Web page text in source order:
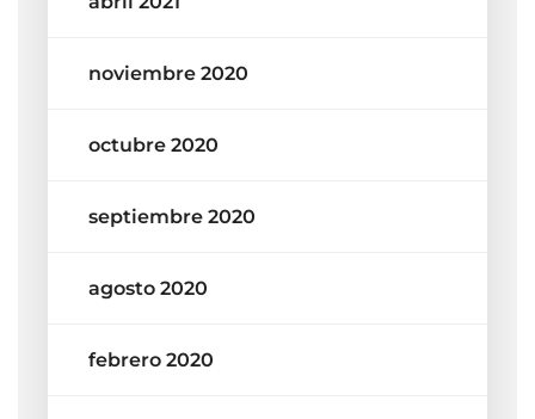
noviembre 2020
octubre 2020
septiembre 2020
agosto 2020
febrero 2020